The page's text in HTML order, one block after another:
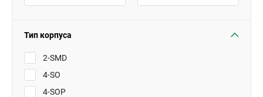
Тип корпуса
2-SMD
4-SO
4-SOP